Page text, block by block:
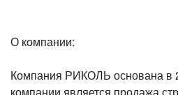
О компании:
Компания РИКОЛЬ основана в